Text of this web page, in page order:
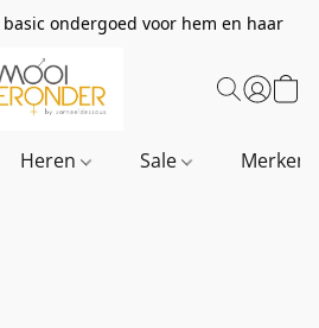
ondergoed voor hem en haar
Heren Sale Merken